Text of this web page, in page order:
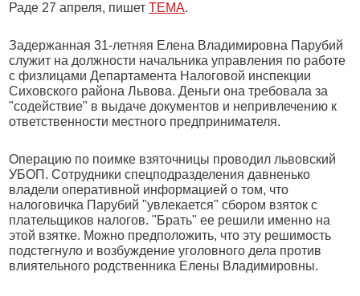
Раде 27 апреля, пишетТЕМА.
Задержанная 31-летняя Елена Владимировна Парубий
служит на должности начальника управления по работе
с физлицами Департамента Налоговой инспекции
Сиховского района Львова. Деньги она требовала за
"содействие" в выдаче документов и непривлечению к
ответственности местного предпринимателя.
Операцию по поимке взяточницы проводил львовский
УБОП. Сотрудники спецподразделения давненько
владели оперативной информацией о том, что
налоговичка Парубий "увлекается" сбором взяток с
плательщиков налогов. "Брать" ее решили именно на
этой взятке. Можно предположить, что эту решимость
подстегнуло и возбуждение уголовного дела против
влиятельного родственника Елены Владимировны.